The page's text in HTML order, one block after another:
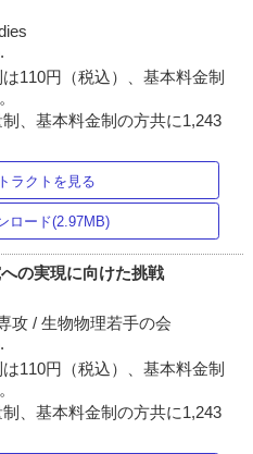
110円（税込）、基本料金制
、基本料金制の方共に1,243
ラクトを見る
ロード(2.97MB)
の実現に向けた挑戦
攻 / 生物物理若手の会
110円（税込）、基本料金制
、基本料金制の方共に1,243